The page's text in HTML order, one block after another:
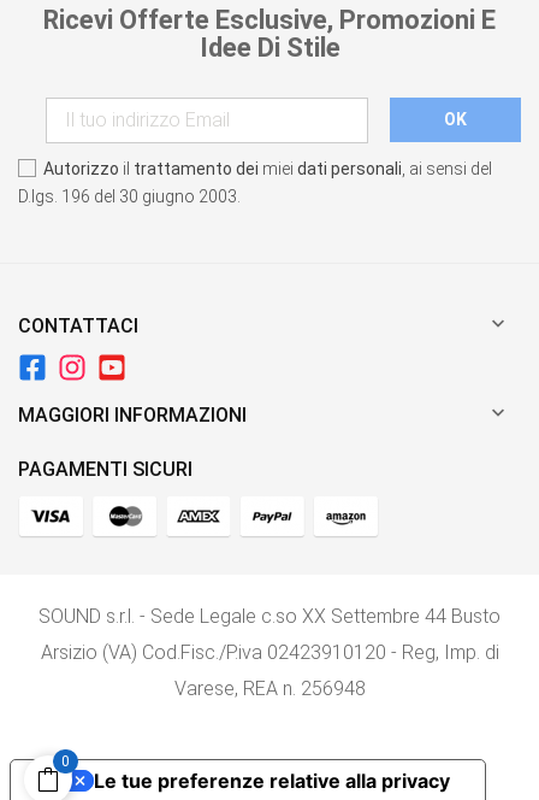
Ricevi Offerte Esclusive, Promozioni E
Idee Di Stile
Autorizzo il trattamento dei miei dati personali , ai sensi del
D.lgs. 196 del 30 giugno 2003.
CONTATTACI 
MAGGIORI INFORMAZIONI 
PAGAMENTI SICURI
SOUND s.r.l. - Sede Legale c.so XX Settembre 44 Busto
Arsizio (VA) Cod.Fisc./P.iva 02423910120 - Reg, Imp. di
Varese, REA n. 256948
0
Le tue preferenze relative alla privacy